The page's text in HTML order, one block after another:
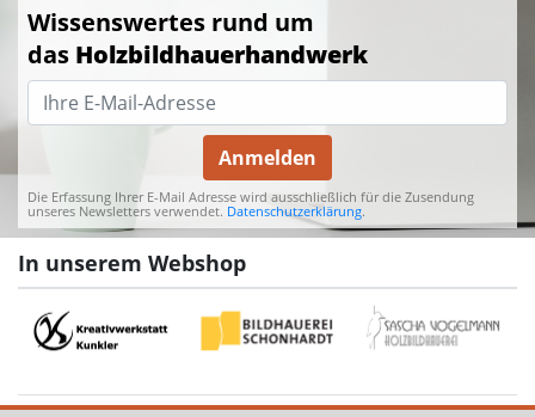
Wissenswertes rund um
das Holzbildhauerhandwerk
Anmelden
Die Erfassung Ihrer E-Mail Adresse wird ausschließlich für die Zusendung
unseres Newsletters verwendet. Datenschutzerklärung.
In unserem Webshop